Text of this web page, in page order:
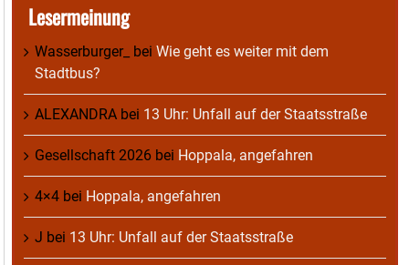
Lesermeinung
Wasserburger_ bei Wie geht es weiter mit dem
Stadtbus?
ALEXANDRA bei 13 Uhr: Unfall auf der Staatsstraße
Gesellschaft 2026 bei Hoppala, angefahren
4×4 bei Hoppala, angefahren
J bei 13 Uhr: Unfall auf der Staatsstraße